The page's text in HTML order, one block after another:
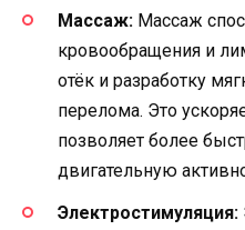
Массаж: Массаж
кровообращения и
отёк и разработку
перелома. Это
позволяет более
двигательную
Электростимуляция: